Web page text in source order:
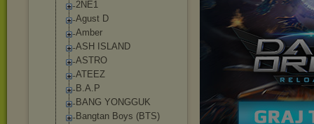
2NE1
Agust D
Amber
ASH ISLAND
ASTRO
ATEEZ
B.A.P
BANG YONGGUK
Bangtan Boys (BTS)